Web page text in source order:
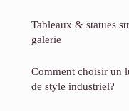
Tableaux & statues
galerie
Comment choisir un
de style industriel?